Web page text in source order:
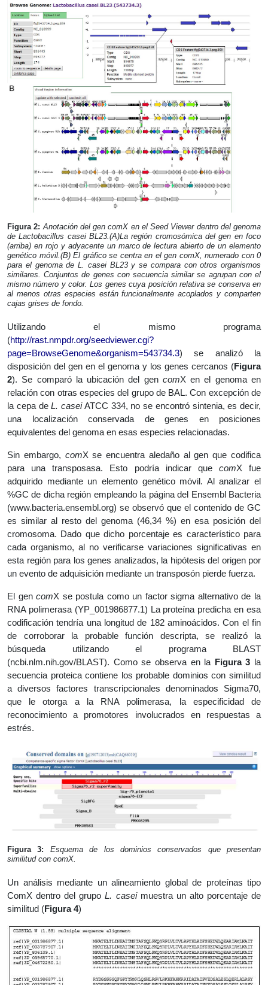
Figura 2: Anotación del gencomX en el Seed Viewer dentro del genoma
deLactobacillus caseiBL23.(A)La región cromosómica del gen en foco
(arriba) en rojo y adyacente un marco de lectura abierto de un elemento
genético móvil.(B) El gráfico se centra en el gen comX, numerado con 0
para el genoma de L. caseiBL23 y se compara con otros organismos
similares. Conjuntos de genes con secuencia similar se agrupan con el
mismo número y color. Los genes cuya posición relativa se conserva en
al menos otras especies están funcionalmente acoplados y comparten
cajas grises de fondo.
Utilizando el mismo programa
(http://rast.nmpdr.org/seedviewer.cgi?
page=BrowseGenome&organism=543734.3) se analizó la
disposición del gen en el genoma y los genes cercanos (Figura
2). Se comparó la ubicación del gen comX en el genoma en
relación con otras especies del grupo de BAL. Con excepción de
la cepa deL. caseiATCC 334, no se encontró sintenia, es decir,
una localización conservada de genes en posiciones
equivalentes del genoma en esas especies relacionadas.
Sin embargo, comX se encuentra aledaño al gen que codifica
para una transposasa. Esto podría indicar que comX fue
adquirido mediante un elemento genético móvil. Al analizar el
%GC de dicha región empleando la página del Ensembl Bacteria
(www.bacteria.ensembl.org) se observó que el contenido de GC
es similar al resto del genoma (46,34 %) en esa posición del
cromosoma. Dado que dicho porcentaje es característico para
cada organismo, al no verificarse variaciones significativas en
esta región para los genes analizados, la hipótesis del origen por
un evento de adquisición mediante un transposón pierde fuerza.
El gencomX se postula como un factor sigma alternativo de la
RNA polimerasa (YP_001986877.1) La proteína predicha en esa
codificación tendría una longitud de 182 aminoácidos. Con el fin
de corroborar la probable función descripta, se realizó la
búsqueda utilizando el programa BLAST
(ncbi.nlm.nih.gov/BLAST). Como se observa en la Figura 3 la
secuencia proteica contiene los probable dominios con similitud
a diversos factores transcripcionales denominados Sigma70,
que le otorga a la RNA polimerasa, la especificidad de
reconocimiento a promotores involucrados en respuestas a
estrés.
Figura 3:
Esquema de los dominios conservados que presentan
similitud con comX.
Un análisis mediante un alineamiento global de proteínas tipo
ComX dentro del grupoL. caseimuestra un alto porcentaje de
similitud (Figura 4)